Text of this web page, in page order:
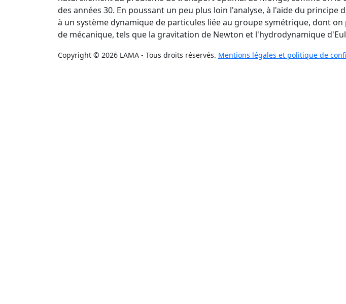
des années 30. En poussant un peu plus loin l'analyse, à l'aide du
à un système dynamique de particules liée au groupe symétrique, dont
de mécanique, tels que la gravitation de Newton et l'hydrodynamique
Copyright © 2026 LAMA - Tous droits réservés. Mentions légales et politique de